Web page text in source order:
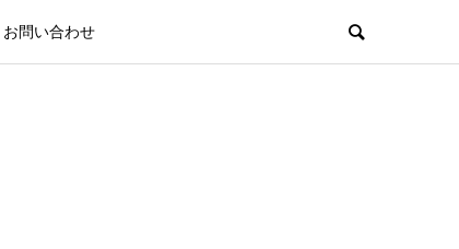
お問い合わせ